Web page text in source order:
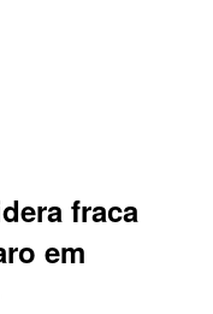
fraca
em